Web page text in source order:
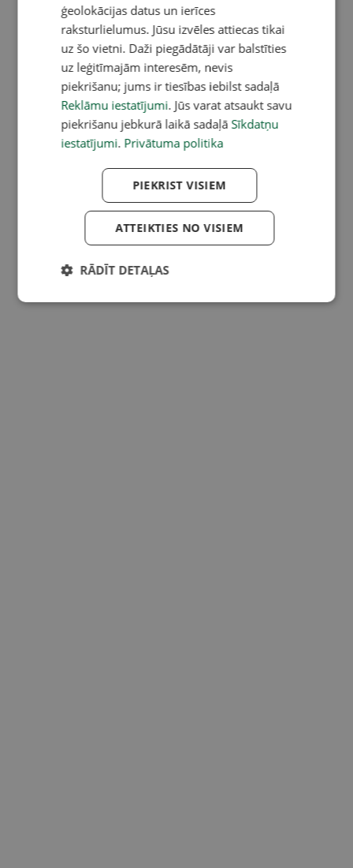
ģeolokācijas datus un ierīces
raksturlielumus. Jūsu izvēles attiecas tikai
uz šo vietni. Daži piegādātāji var balstīties
uz leģitīmajām interesēm, nevis
piekrišanu; jums ir tiesības iebilst sadaļā
Reklāmu iestatījumi. Jūs varat atsaukt savu
piekrišanu jebkurā laikā sadaļā Sīkdatņu
iestatījumi. Privātuma politika
PIEKRIST VISIEM
ATTEIKTIES NO VISIEM
RĀDĪT DETAĻAS